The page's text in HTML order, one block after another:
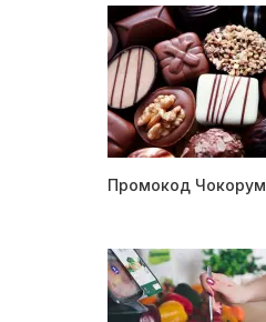
Промокод Чокорум